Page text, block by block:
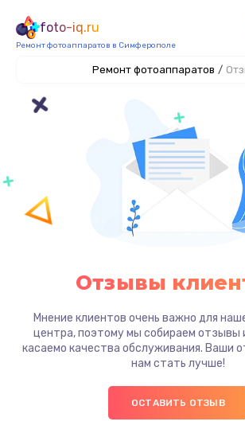
foto-iq.ru
Ремонт фотоаппаратов в Симферополе
Ремонт фотоаппаратов /
Отзывы
Мнение клиентов очень важно для
центра, поэтому мы собираем отзывы
касаемо качества обслуживания. Ваши
нам стать лучше!
ОСТАВИТЬ ОТЗЫВ